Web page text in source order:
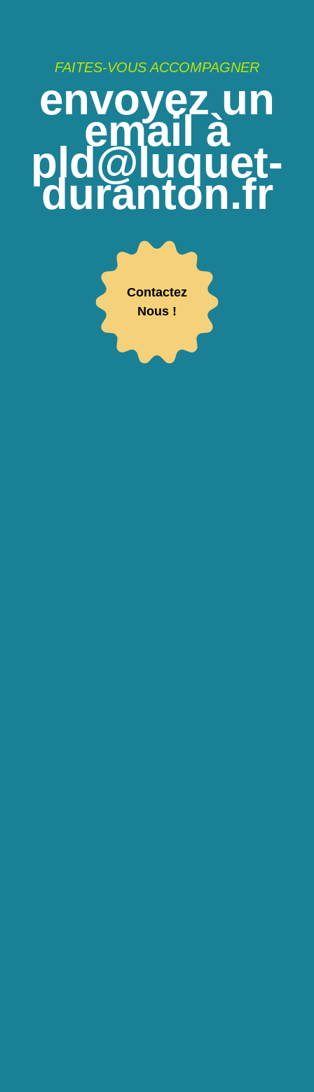
FAITES-VOUS ACCOMPAGNER
envoyez un
email à
pld@luquet-
duranton.fr
Contactez
Nous !